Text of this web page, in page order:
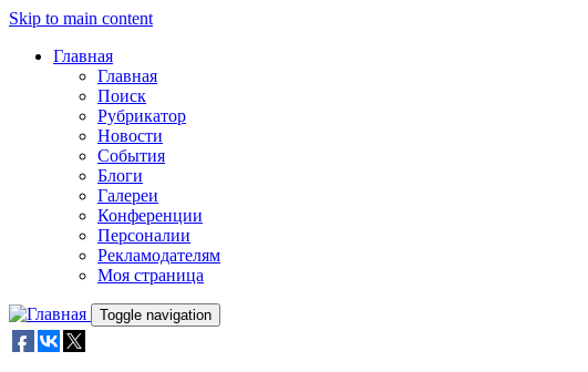
Skip to main content
Главная
Главная
Поиск
Рубрикатор
Новости
События
Блоги
Галереи
Конференции
Персоналии
Рекламодателям
Моя страница
Toggle navigation